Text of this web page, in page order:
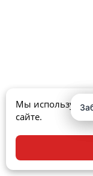
Мы используем
сайте.